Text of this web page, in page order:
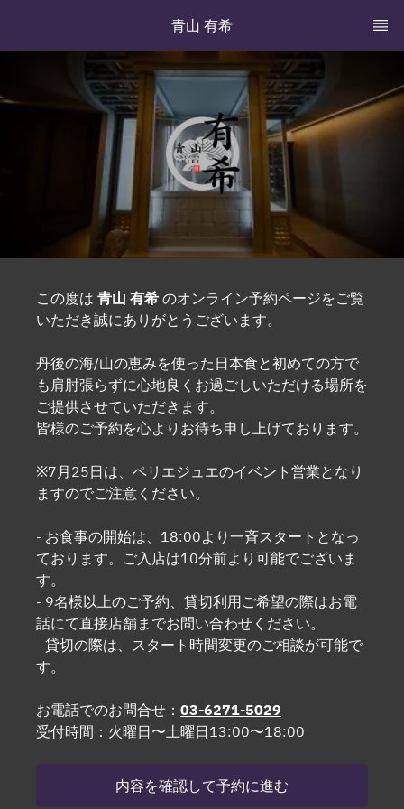
青山 有希
この度は 青山 有希 のオンライン予約ページをご覧
いただき誠にありがとうございます。
丹後の海/山の恵みを使った日本食と初めての方で
も肩肘張らずに心地良くお過ごしいただける場所を
ご提供させていただきます。
皆様のご予約を心よりお待ち申し上げております。
※7月25日は、ペリエジュエのイベント営業となり
ますのでご注意ください。
- お食事の開始は、18:00より一斉スタートとなっ
ております。ご入店は10分前より可能でございま
す。
- 9名様以上のご予約、貸切利用ご希望の際はお電
話にて直接店舗までお問い合わせください。
- 貸切の際は、スタート時間変更のご相談が可能で
す。
お電話でのお問合せ： 03-6271-5029
受付時間：火曜日〜土曜日13:00〜18:00
内容を確認して予約に進む